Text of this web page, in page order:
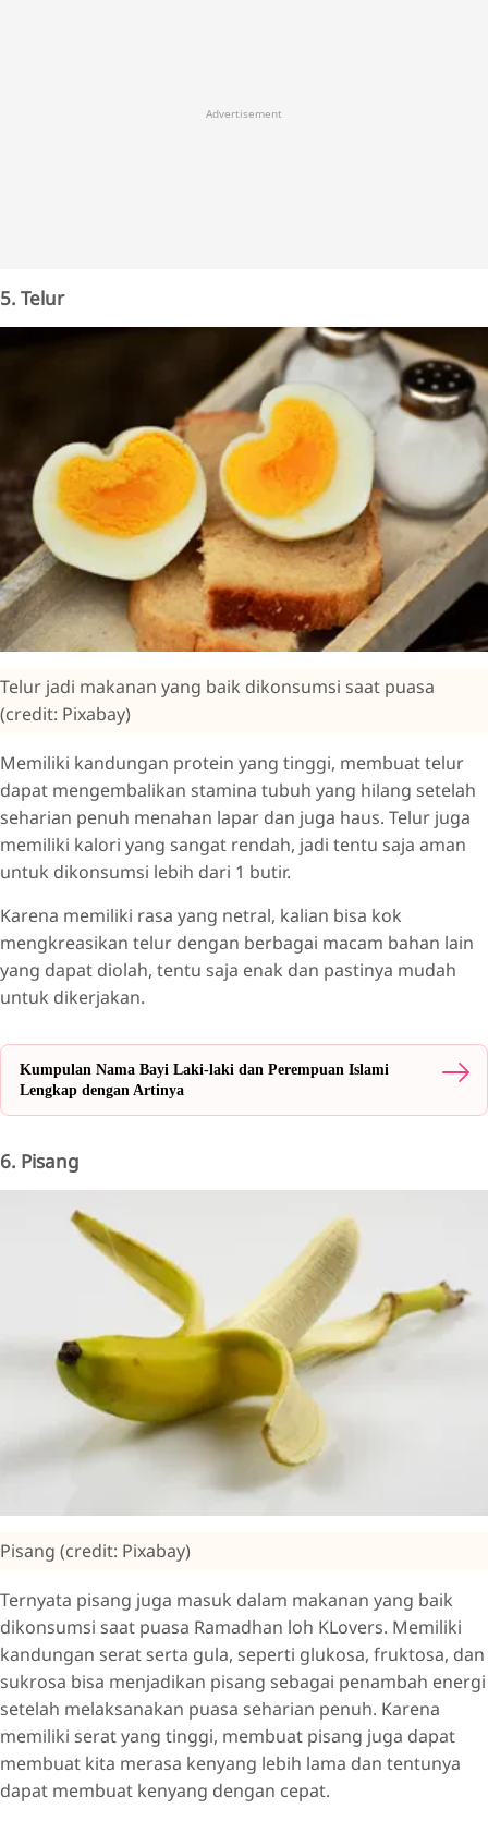
Advertisement
5. Telur
Telur jadi makanan yang baik dikonsumsi saat puasa
(credit: Pixabay)
Memiliki kandungan protein yang tinggi, membuat telur
dapat mengembalikan stamina tubuh yang hilang setelah
seharian penuh menahan lapar dan juga haus. Telur juga
memiliki kalori yang sangat rendah, jadi tentu saja aman
untuk dikonsumsi lebih dari 1 butir.
Karena memiliki rasa yang netral, kalian bisa kok
mengkreasikan telur dengan berbagai macam bahan lain
yang dapat diolah, tentu saja enak dan pastinya mudah
untuk dikerjakan.
Kumpulan Nama Bayi Laki-laki dan Perempuan Islami
Lengkap dengan Artinya
6. Pisang
Pisang (credit: Pixabay)
Ternyata pisang juga masuk dalam makanan yang baik
dikonsumsi saat puasa Ramadhan loh KLovers. Memiliki
kandungan serat serta gula, seperti glukosa, fruktosa, dan
sukrosa bisa menjadikan pisang sebagai penambah energi
setelah melaksanakan puasa seharian penuh. Karena
memiliki serat yang tinggi, membuat pisang juga dapat
membuat kita merasa kenyang lebih lama dan tentunya
dapat membuat kenyang dengan cepat.